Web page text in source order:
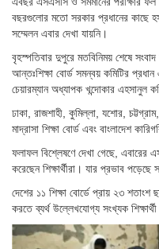
বছরগুলোর মতো সরকার প্রধানের কাছে
সম্মেলন এবার দেখা যায়নি।
বৃহস্পতিবার দুপুরে মতবিনিময় শেষে
আন্তঃশিক্ষা বোর্ড সমন্বয় কমিটির প্রধান
চেয়ারম্যান অধ্যাপক খন্দোকার এহসানুল
ঢাকা, রাজশাহী, কুমিল্লা, যশোর,
মাদ্রাসা শিক্ষা বোর্ড এবং বাংলাদেশ
ফলাফল বিশ্লেষণে দেখা গেছে, এবারের
করেছেন শিক্ষার্থীরা। যার প্রভাব পড়েছে
দেশের ১১ শিক্ষা বোর্ডে প্রায় ২৩
করতে ব্যর্থ উল্লেখযোগ্য সংখ্যক